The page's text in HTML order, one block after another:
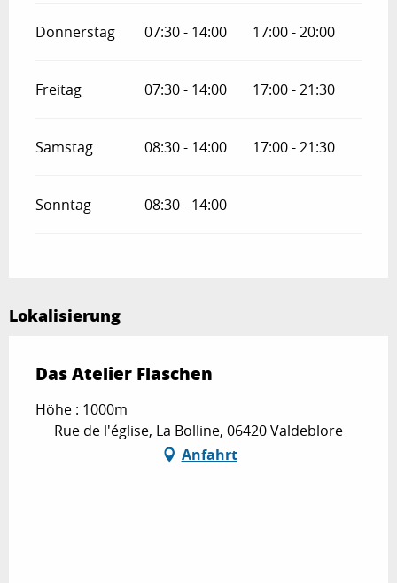
Donnerstag 07:30 - 14:00 17:00 - 20:00
Freitag 07:30 - 14:00 17:00 - 21:30
Samstag 08:30 - 14:00 17:00 - 21:30
Sonntag 08:30 - 14:00
Lokalisierung
Das Atelier Flaschen
Höhe : 1000m
Rue de l'église, La Bolline, 06420 Valdeblore
Anfahrt